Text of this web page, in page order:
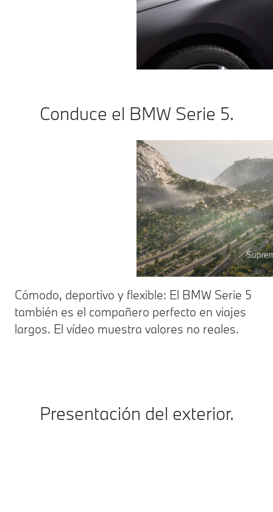
Conduce el BMW Serie 5.
Cómodo, deportivo y flexible: El BMW Serie 5
también es el compañero perfecto en viajes
largos. El vídeo muestra valores no reales.
Presentación del exterior.